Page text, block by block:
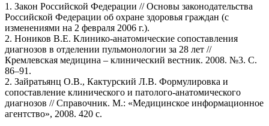
1. Закон Российской Федерации // Основы законодательства
Российской Федерации об охране здоровья граждан (с
изменениями на 2 февраля 2006 г.).
2. Ноников В.Е. Клинико-анатомические сопоставления
диагнозов в отделении пульмонологии за 28 лет //
Кремлевская медицина – клинический вестник. 2008. №3. С.
86–91.
2. Зайратьянц О.В., Кактурский Л.В. Формулировка и
сопоставление клинического и патолого-анатомического
диагнозов // Справочник. М.: «Медицинское информационное
агентство», 2008. 420 с.